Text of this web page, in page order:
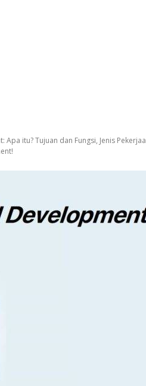
itu? Tujuan dan Fungsi, Jenis